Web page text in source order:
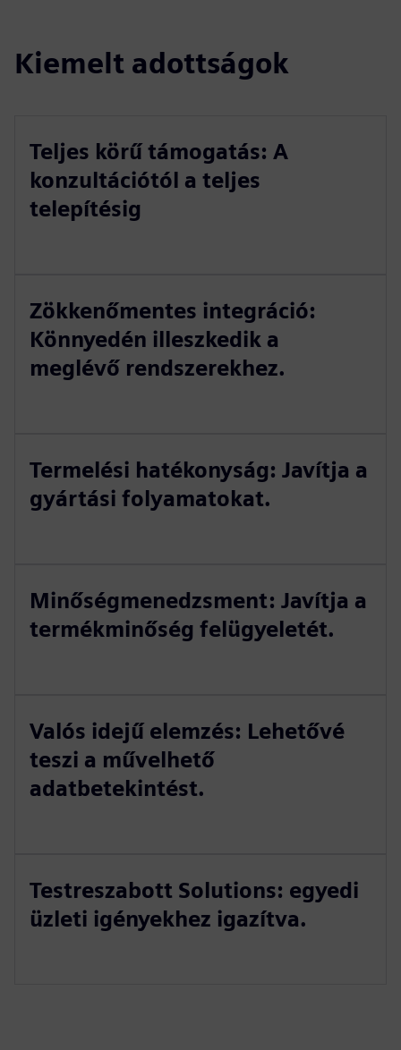
Kiemelt adottságok
Teljes körű támogatás: A
konzultációtól a teljes
telepítésig
Zökkenőmentes integráció:
Könnyedén illeszkedik a
meglévő rendszerekhez.
Termelési hatékonyság: Javítja a
gyártási folyamatokat.
Minőségmenedzsment: Javítja a
termékminőség felügyeletét.
Valós idejű elemzés: Lehetővé
teszi a művelhető
adatbetekintést.
Testreszabott Solutions: egyedi
üzleti igényekhez igazítva.